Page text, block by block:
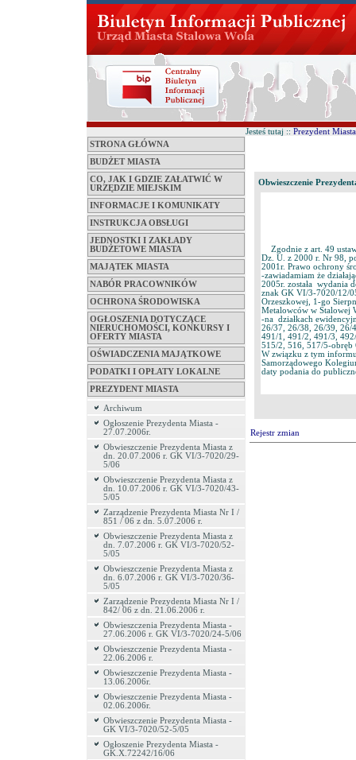
STRONA GŁÓWNA
BUDŻET MIASTA
CO, JAK I GDZIE ZAŁATWIĆ W
URZĘDZIE MIEJSKIM
INFORMACJE I KOMUNIKATY
INSTRUKCJA OBSŁUGI
JEDNOSTKI I ZAKŁADY
BUDŻETOWE MIASTA
MAJĄTEK MIASTA
NABÓR PRACOWNIKÓW
OCHRONA ŚRODOWISKA
OGŁOSZENIA DOTYCZĄCE
NIERUCHOMOŚCI, KONKURSY I
OFERTY MIASTA
OŚWIADCZENIA MAJĄTKOWE
PODATKI I OPŁATY LOKALNE
PREZYDENT MIASTA
Archiwum
Ogłoszenie Prezydenta Miasta -
27.07.2006r.
Obwieszczenie Prezydenta Miasta z
dn. 20.07.2006 r. GK VI/3-7020/29-
5/06
Obwieszczenie Prezydenta Miasta z
dn. 10.07.2006 r. GK VI/3-7020/43-
5/05
Zarządzenie Prezydenta Miasta Nr I /
851 / 06 z dn. 5.07.2006 r.
Obwieszczenie Prezydenta Miasta z
dn. 7.07.2006 r. GK VI/3-7020/52-
5/05
Obwieszczenie Prezydenta Miasta z
dn. 6.07.2006 r. GK VI/3-7020/36-
5/05
Zarządzenie Prezydenta Miasta Nr I /
842/ 06 z dn. 21.06.2006 r.
Obwieszczenia Prezydenta Miasta -
27.06.2006 r. GK VI/3-7020/24-5/06
Obwieszczenie Prezydenta Miasta -
22.06.2006 r.
Obwieszczenie Prezydenta Miasta -
13.06.2006r.
Obwieszczenie Prezydenta Miasta -
02.06.2006r.
Obwieszczenie Prezydenta Miasta -
GK VI/3-7020/52-5/05
Ogłoszenie Prezydenta Miasta -
GK.X.72242/16/06
Jesteś tutaj :: Prezydent Miasta
Obwieszczenie
Zgodnie z art. 49
Dz. U. z 2000 r. Nr 98,
2001r. Prawo ochrony
-zawiadamiam że
2005r. została wydania
znak GK VI/3-7020/12/
Orzeszkowej, 1-go
Metalowców w Stalowej
-na działkach
26/37, 26/38, 26/39, 26/
491/1, 491/2, 491/3,
515/2, 516, 517/5-obręb
W związku z tym
Samorządowego
daty podania do
Rejestr zmian